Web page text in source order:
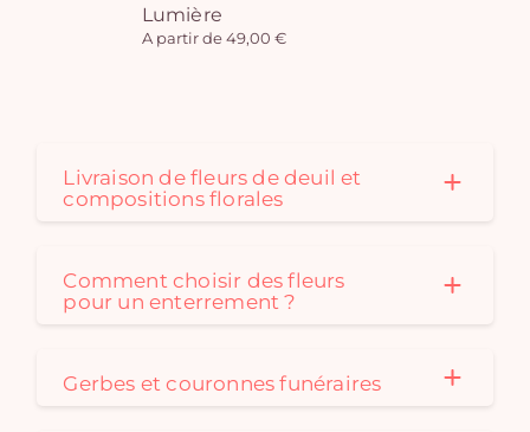
Lumière
A partir de 49,00 €
Livraison de fleurs de deuil et
compositions florales
Comment choisir des fleurs
pour un enterrement ?
Gerbes et couronnes funéraires